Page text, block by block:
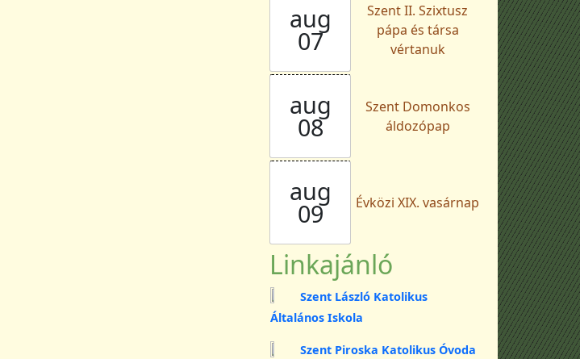
aug
07
Szent II. Szixtusz
pápa és társa
vértanuk
aug
08
Szent Domonkos
áldozópap
aug
09 Évközi XIX. vasárnap
Linkajánló
Szent László Katolikus
Általános Iskola
Szent Piroska Katolikus Óvoda